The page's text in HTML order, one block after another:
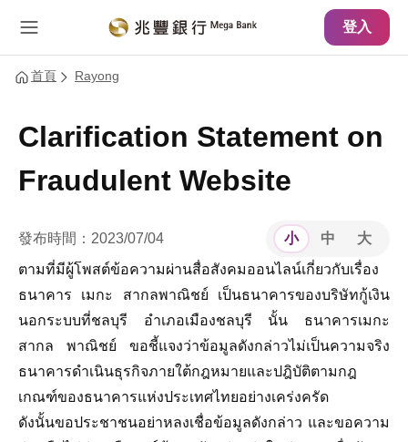
登入
首頁 Rayong
Clarification Statement on
Fraudulent Website
發布時間：2023/07/04 小 中
大
ตามที่มีผู้โพสต์ข้อความผ่านสื่อสังคมออนไลน์เกี่ยวกับเรื่อง
ธนาคาร เมกะ สากลพาณิชย์ เป็นธนาคารของบริษัทกู้เงิน
นอกระบบที่ชลบุรี อำเภอเมืองชลบุรี นั้น ธนาคารเมกะ
สากล พาณิชย์ ขอชี้แจงว่าข้อมูลดังกล่าวไม่เป็นความจริง
ธนาคารดำเนินธุรกิจภายใต้กฎหมายและปฎิบัติตามกฎ
เกณฑ์ของธนาคารแห่งประเทศไทยอย่างเคร่งครัด
ดังนั้นขอประชาชนอย่าหลงเชื่อข้อมูลดังกล่าว และขอความ